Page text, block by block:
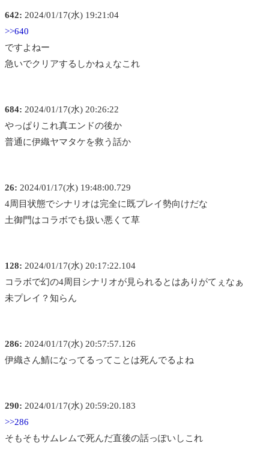
642: 2024/01/17(水) 19:21:04
>>640
ですよねー
急いでクリアするしかねぇなこれ
684: 2024/01/17(水) 20:26:22
やっぱりこれ真エンドの後か
普通に伊織ヤマタケを救う話か
26: 2024/01/17(水) 19:48:00.729
4周目状態でシナリオは完全に既プレイ勢向けだな
土御門はコラボでも扱い悪くて草
128: 2024/01/17(水) 20:17:22.104
コラボで幻の4周目シナリオが見られるとはありがてぇなぁ
未プレイ？知らん
286: 2024/01/17(水) 20:57:57.126
伊織さん鯖になってるってことは死んでるよね
290: 2024/01/17(水) 20:59:20.183
>>286
そもそもサムレムで死んだ直後の話っぽいしこれ